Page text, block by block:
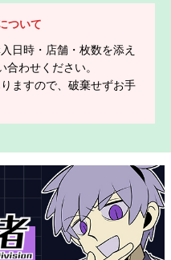
ついて
日時・店舗・枚数を添え
合わせください。
ますので、破棄せずお手